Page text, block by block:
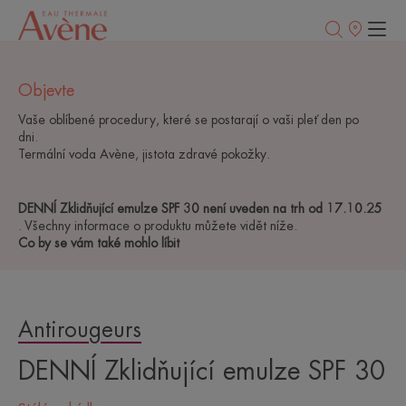
Prodejní
DENNÍ Zklidňující emulze SPF 30 není uveden na trh od 17.10.25
. Všechny informace o produktu můžete vidět níže.
Co by se vám také mohlo líbit
Objevte
Vaše oblíbené procedury, které se postarají o vaši pleť den po
dni.
Termální voda Avène, jistota zdravé pokožky.
Antirougeurs
DENNÍ Zklidňující emulze SPF 30